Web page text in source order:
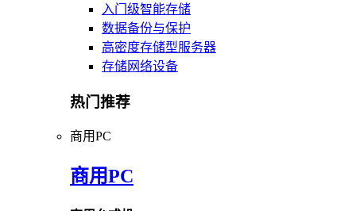
入门级智能存储
数据备份与保护
高密度存储型服务器
存储网络设备
热门推荐
商用PC
商用PC